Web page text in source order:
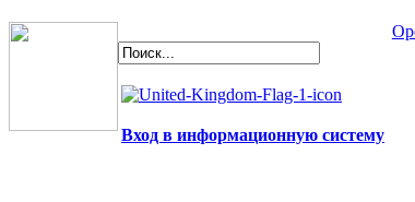
Вход в информационную систему